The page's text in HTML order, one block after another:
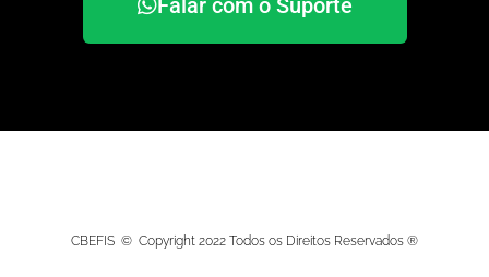
Falar com o Suporte
CBEFIS © Copyright 2022 Todos os Direitos Reservados ®